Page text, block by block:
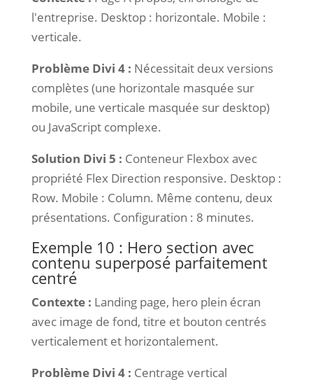
l'entreprise. Desktop : horizontale. Mobile :
verticale.
Problème Divi 4 : Nécessitait deux versions
complètes (une horizontale masquée sur
mobile, une verticale masquée sur desktop)
ou JavaScript complexe.
Solution Divi 5 : Conteneur Flexbox avec
propriété Flex Direction responsive. Desktop :
Row. Mobile : Column. Même contenu, deux
présentations. Configuration : 8 minutes.
Exemple 10 : Hero section avec
contenu superposé parfaitement
centré
Contexte : Landing page, hero plein écran
avec image de fond, titre et bouton centrés
verticalement et horizontalement.
Problème Divi 4 : Centrage vertical